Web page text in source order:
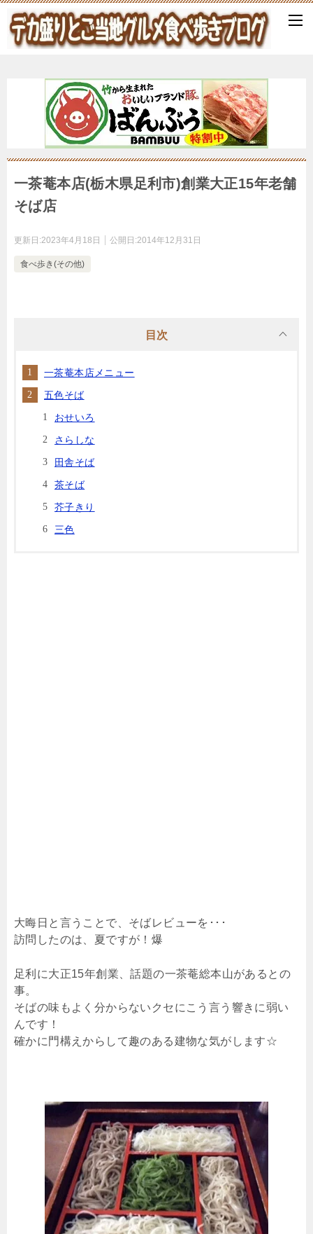
一茶菴本店(栃木県足利市)創業大正15年老舗
そば店
更新日:2023年4月18日 公開日:2014年12月31日
食べ歩き(その他)
目次
一茶菴本店メニュー
五色そば
おせいろ
さらしな
田舎そば
茶そば
芥子きり
三色
大晦日と言うことで、そばレビューを･･･
訪問したのは、夏ですが！爆
足利に大正15年創業、話題の一茶菴総本山があるとの
事。
そばの味もよく分からないクセにこう言う響きに弱い
んです！
確かに門構えからして趣のある建物な気がします☆